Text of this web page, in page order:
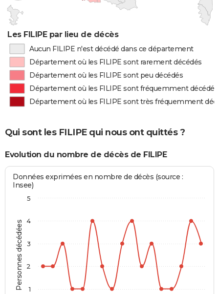
Les FILIPE par lieu de décès
Aucun FILIPE n'est décédé dans ce département
Département où les FILIPE sont rarement décédés
Département où les FILIPE sont peu décédés
Département où les FILIPE sont fréquemment décédés
Département où les FILIPE sont très fréquemment
Qui sont les FILIPE qui nous ont quittés ?
Evolution du nombre de décès de FILIPE
Personnes décédées
Données exprimées en nombre de décès (source :
Insee)
1
2
3
4
5